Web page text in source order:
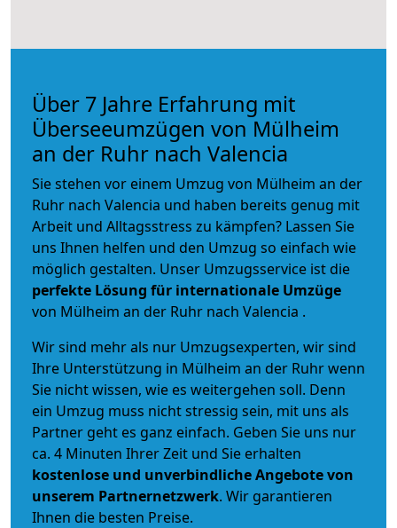
Über 7 Jahre Erfahrung mit
Überseeumzügen von Mülheim
an der Ruhr nach Valencia
Sie stehen vor einem Umzug von Mülheim an der
Ruhr nach Valencia und haben bereits genug mit
Arbeit und Alltagsstress zu kämpfen? Lassen Sie
uns Ihnen helfen und den Umzug so einfach wie
möglich gestalten. Unser Umzugsservice ist die
perfekte Lösung für internationale Umzüge
von Mülheim an der Ruhr nach Valencia .
Wir sind mehr als nur Umzugsexperten, wir sind
Ihre Unterstützung in Mülheim an der Ruhr wenn
Sie nicht wissen, wie es weitergehen soll. Denn
ein Umzug muss nicht stressig sein, mit uns als
Partner geht es ganz einfach. Geben Sie uns nur
ca. 4 Minuten Ihrer Zeit und Sie erhalten
kostenlose und unverbindlicheAngebote von
unserem Partnernetzwerk. Wir garantieren
Ihnen die besten Preise.